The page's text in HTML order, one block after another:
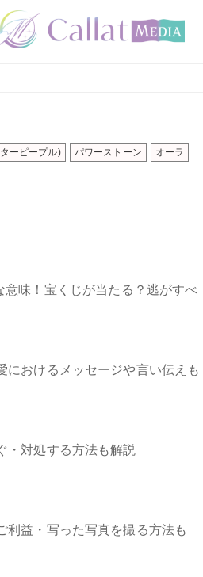
ーピープル) パワーストーン
オーラ
味！宝くじが当たる？逃がすべ
におけるメッセージや言い伝えも
・対処する方法も解説
利益・写った写真を撮る方法も